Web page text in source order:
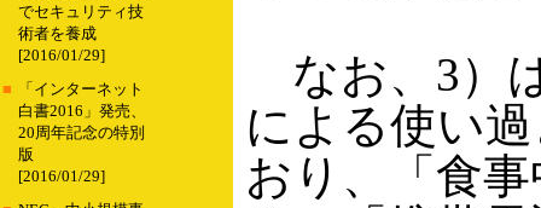
でセキュリティ技
術者を養成
[2016/01/29]
■
「インターネット
白書2016」発売、
20周年記念の特別
版
[2016/01/29]
なお、3）
による使い
おり、「食